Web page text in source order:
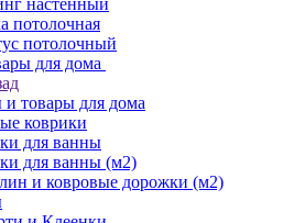
настенный
потолочная
потолочный
для дома
товары для дома
коврики
для ванны
для ванны (м2)
и ковровые дорожки (м2)